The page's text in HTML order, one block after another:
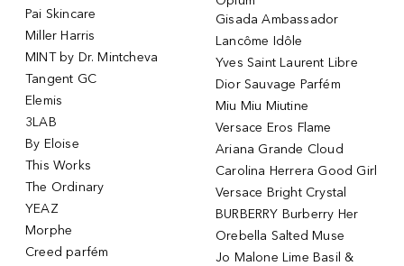
Pai Skincare
Miller Harris
MINT by Dr. Mintcheva
Tangent GC
Elemis
3LAB
By Eloise
This Works
The Ordinary
YEAZ
Morphe
Creed parfém
Gisada Ambassador
Lancôme Idôle
Yves Saint Laurent Libre
Dior Sauvage Parfém
Miu Miu Miutine
Versace Eros Flame
Ariana Grande Cloud
Carolina Herrera Good Girl
Versace Bright Crystal
BURBERRY Burberry Her
Orebella Salted Muse
Jo Malone Lime Basil &